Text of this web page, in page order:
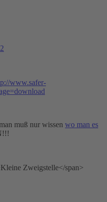
www.safer-
muß nur wissen wo man es
Zweigstelle</span>